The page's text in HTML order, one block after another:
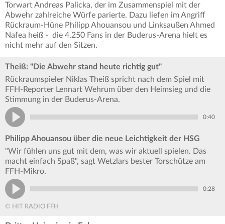
Torwart Andreas Palicka, der im Zusammenspiel mit der
Abwehr zahlreiche Würfe parierte. Dazu liefen im Angriff
Rückraum-Hüne Philipp Ahouansou und Linksaußen Ahmed
Nafea heiß - die 4.250 Fans in der Buderus-Arena hielt es
nicht mehr auf den Sitzen.
Theiß: "Die Abwehr stand heute richtig gut"
Rückraumspieler Niklas Theiß spricht nach dem Spiel mit
FFH-Reporter Lennart Wehrum über den Heimsieg und die
Stimmung in der Buderus-Arena.
0:40
Philipp Ahouansou über die neue Leichtigkeit der HSG
"Wir fühlen uns gut mit dem, was wir aktuell spielen. Das
macht einfach Spaß", sagt Wetzlars bester Torschütze am
FFH-Mikro.
0:28
© HIT RADIO FFH